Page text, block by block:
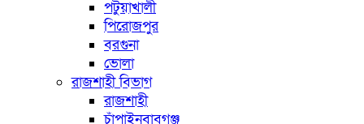
পটুয়াখালী
পিরোজপুর
বরগুনা
ভোলা
রাজশাহী বিভাগ
রাজশাহী
চাঁপাইনবাবগঞ্জ